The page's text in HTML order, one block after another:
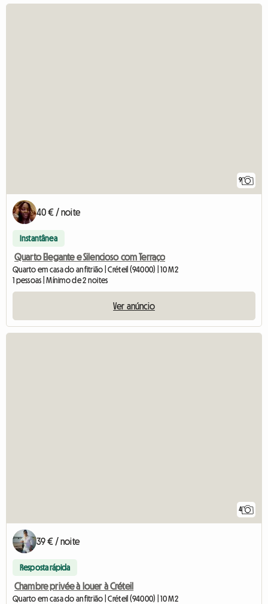
9
40 € / noite
Instantânea
Quarto Elegante e Silencioso com Terraço
Quarto em casa do anfitrião | Créteil (94000) | 10 M2
1 pessoas | Mínimo de 2 noites
Ver anúncio
4
39 € / noite
Resposta rápida
Chambre privée à louer à Créteil
Quarto em casa do anfitrião | Créteil (94000) | 10 M2